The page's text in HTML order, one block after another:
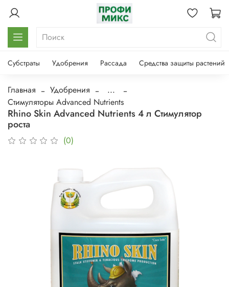
Субстраты Удобрения Рассада Средства защиты растений
Главная Удобрения
...
Стимуляторы Advanced Nutrients
Rhino Skin Advanced Nutrients 4 л Стимулятор
роста
(0)